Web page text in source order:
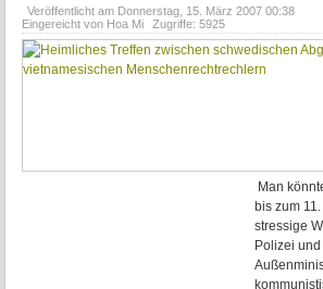
Veröffentlicht am Donnerstag, 15. März 2007 00:38
Eingereicht von Hoa Mi
Zugriffe: 5925
Man
bis zum
stressige
Polizei